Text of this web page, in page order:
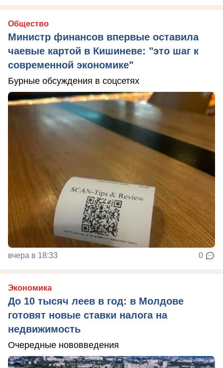
Общество
Министр финансов впервые оставила
чаевые картой в Кишиневе: "это шаг к
современной экономике"
Бурные обсуждения в соцсетях
вчера в 18:33 0
Экономика
До 10 тысяч леев в год: в Молдове
готовят новые ставки налога на
недвижимость
Очередные нововведения